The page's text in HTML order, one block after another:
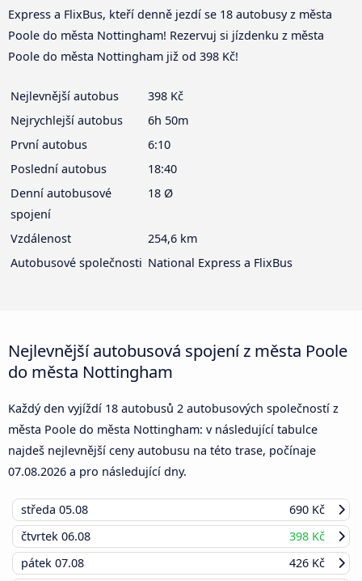
Express a FlixBus, kteří denně jezdí se 18 autobusy z města
Poole do města Nottingham! Rezervuj si jízdenku z města
Poole do města Nottingham již od 398 Kč!
Nejlevnější autobus
398 Kč
Nejrychlejší autobus
6h 50m
První autobus
6:10
Poslední autobus
18:40
Denní autobusové
spojení
18 Ø
Vzdálenost
254,6 km
Autobusové společnosti National Express a FlixBus
Nejlevnější autobusová spojení z města Poole
do města Nottingham
Každý den vyjíždí 18 autobusů 2 autobusových společností z
města Poole do města Nottingham: v následující tabulce
najdeš nejlevnější ceny autobusu na této trase, počínaje
07.08.2026 a pro následující dny.
středa 05.08
690 Kč
čtvrtek 06.08
398 Kč
pátek 07.08
426 Kč